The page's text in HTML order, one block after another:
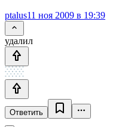
ptalus11 ноя 2009 в 19:39
удалил
Ответить